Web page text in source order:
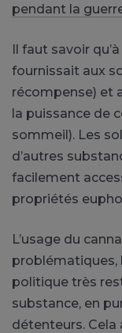
pendant la
Il faut savoir
fournissait aux
récompense) et
la puissance de
sommeil). Les
d’autres
facilement
propriétés
L’usage du
problématiques,
politique très
substance, en
détenteurs. Cela